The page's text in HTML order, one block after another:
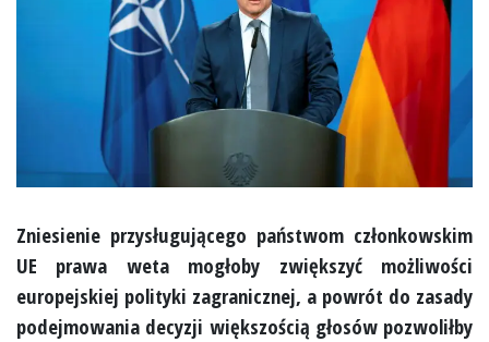
Zniesienie przysługującego państwom członkowskim
UE prawa weta mogłoby zwiększyć możliwości
europejskiej polityki zagranicznej, a powrót do zasady
podejmowania decyzji większością głosów pozwoliłby